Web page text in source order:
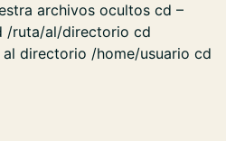
archivos ocultos cd –
/ruta/al/directorio cd
directorio /home/usuario cd